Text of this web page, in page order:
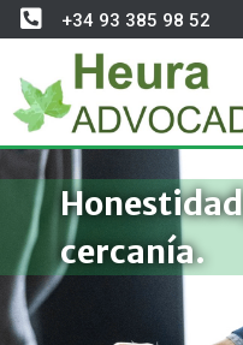
+34 93 385 98 52
cercanía.